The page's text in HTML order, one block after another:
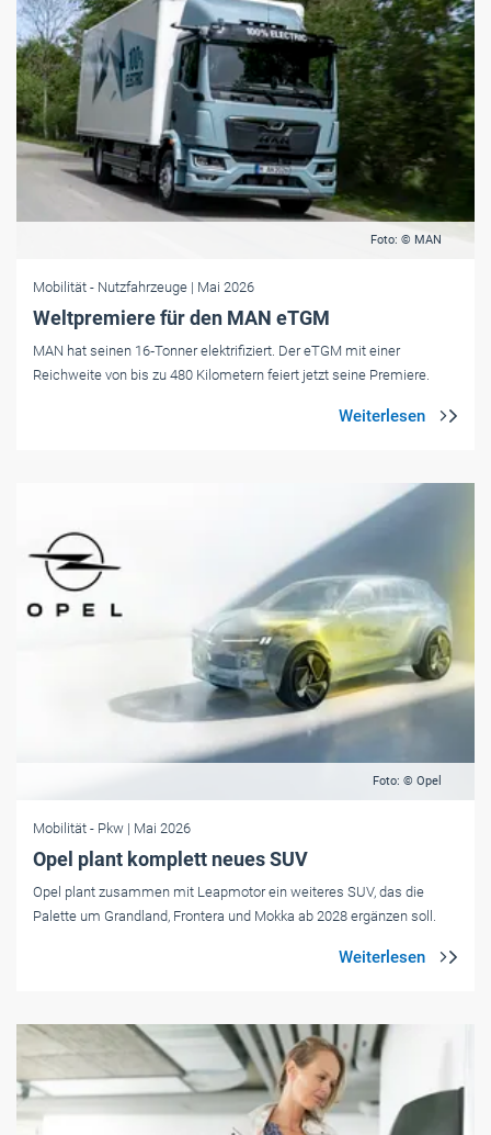
Foto: © MAN
Mobilität - Nutzfahrzeuge | Mai 2026
Weltpremiere für den MAN eTGM
MAN hat seinen 16‑Tonner elektrifiziert. Der eTGM mit einer
Reichweite von bis zu 480 Kilometern feiert jetzt seine Premiere.
Foto: © Opel
Mobilität - Pkw | Mai 2026
Opel plant komplett neues SUV
Opel plant zusammen mit Leapmotor ein weiteres SUV, das die
Palette um Grandland, Frontera und Mokka ab 2028 ergänzen soll.